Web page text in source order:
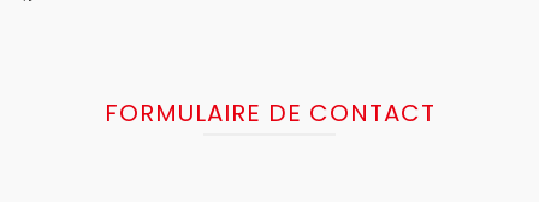
FORMULAIRE DE CONTACT